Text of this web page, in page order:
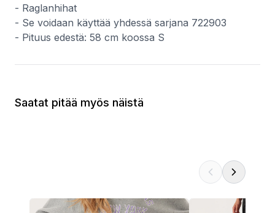
- Raglanhihat
- Se voidaan käyttää yhdessä sarjana 722903
- Pituus edestä: 58 cm koossa S
Saatat pitää myös näistä